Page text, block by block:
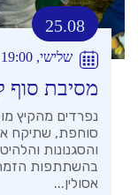
25.08
שלישי, 19:00
מסיבת סוף
נפרדים מהקיץ
סוחפת, שתיקח
והסגנונות
בהשתתפות
אסולין...